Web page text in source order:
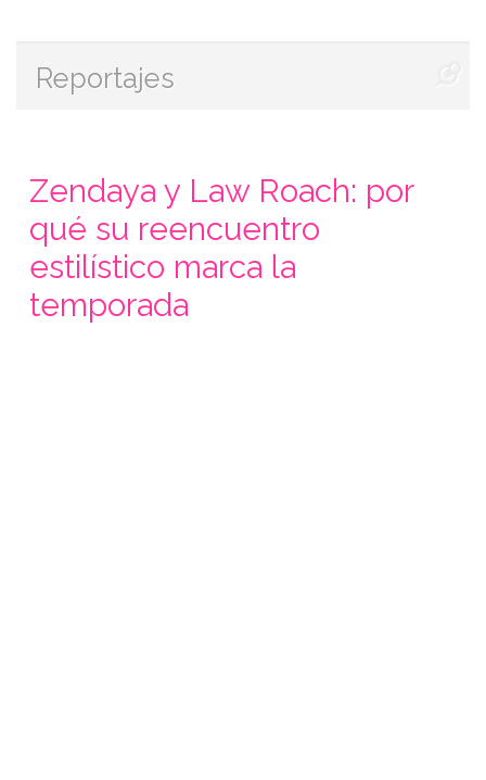
Reportajes
Zendaya y Law Roach: por
qué su reencuentro
estilístico marca la
temporada